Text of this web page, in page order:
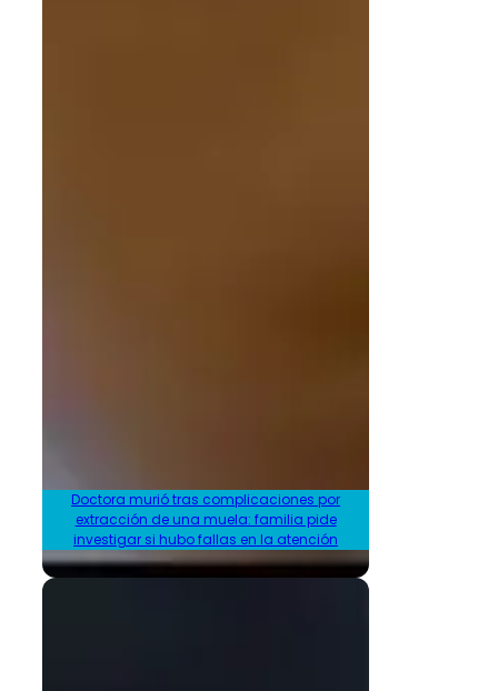
Doctora murió tras complicaciones por
extracción de una muela: familia pide
investigar si hubo fallas en la atención